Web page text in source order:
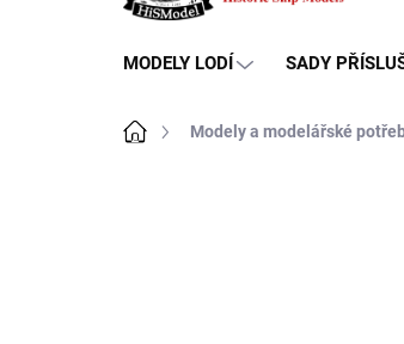
MODELY LODÍ SADY
Domů Modely a modelářské